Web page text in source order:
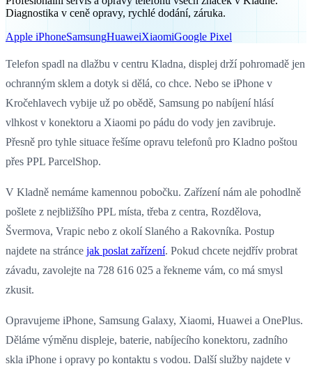
Diagnostika v ceně opravy, rychlé dodání, záruka.
Apple iPhoneSamsungHuaweiXiaomiGoogle Pixel
Telefon spadl na dlažbu v centru Kladna, displej drží pohromadě jen
ochranným sklem a dotyk si dělá, co chce. Nebo se iPhone v
Kročehlavech vybije už po obědě, Samsung po nabíjení hlásí
vlhkost v konektoru a Xiaomi po pádu do vody jen zavibruje.
Přesně pro tyhle situace řešíme opravu telefonů pro Kladno poštou
přes PPL ParcelShop.
V Kladně nemáme kamennou pobočku. Zařízení nám ale pohodlně
pošlete z nejbližšího PPL místa, třeba z centra, Rozdělova,
Švermova, Vrapic nebo z okolí Slaného a Rakovníka. Postup
najdete na stránce jak poslat zařízení. Pokud chcete nejdřív probrat
závadu, zavolejte na 728 616 025 a řekneme vám, co má smysl
zkusit.
Opravujeme iPhone, Samsung Galaxy, Xiaomi, Huawei a OnePlus.
Děláme výměnu displeje, baterie, nabíjecího konektoru, zadního
skla iPhone i opravy po kontaktu s vodou. Další služby najdete v